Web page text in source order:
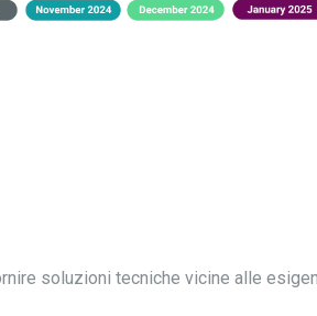
soluzioni tecniche vicine alle